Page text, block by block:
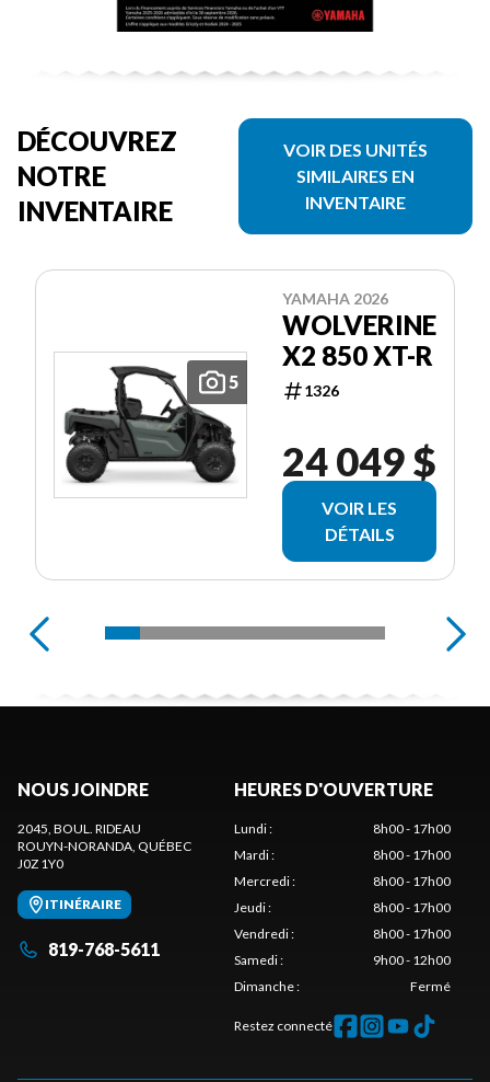
DÉCOUVREZ
NOTRE
INVENTAIRE
VOIR DES UNITÉS
SIMILAIRES EN
INVENTAIRE
5
YAMAHA 2026
WOLVERINE
X2 850 XT-R
1326
24 049 $
VOIR LES
DÉTAILS
NOUS JOINDRE
2045, BOUL. RIDEAU
ROUYN-NORANDA, QUÉBEC
J0Z 1Y0
ITINÉRAIRE
819-768-5611
HEURES D'OUVERTURE
Lundi:
8h00 - 17h00
Mardi:
8h00 - 17h00
Mercredi:
8h00 - 17h00
Jeudi:
8h00 - 17h00
Vendredi:
8h00 - 17h00
Samedi:
9h00 - 12h00
Dimanche: Fermé
Restez connecté